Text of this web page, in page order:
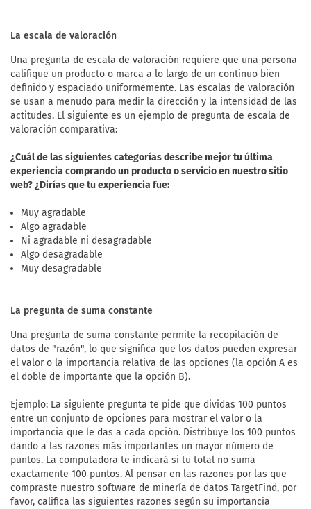
La escala de valoración
Una pregunta de escala de valoración requiere que una persona
califique un producto o marca a lo largo de un continuo bien
definido y espaciado uniformemente. Las escalas de valoración
se usan a menudo para medir la dirección y la intensidad de las
actitudes. El siguiente es un ejemplo de pregunta de escala de
valoración comparativa:
¿Cuál de las siguientes categorías describe mejor tu última
experiencia comprando un producto o servicio en nuestro sitio
web? ¿Dirías que tu experiencia fue:
Muy agradable
Algo agradable
Ni agradable ni desagradable
Algo desagradable
Muy desagradable
La pregunta de suma constante
Una pregunta de suma constante permite la recopilación de
datos de "razón", lo que significa que los datos pueden expresar
el valor o la importancia relativa de las opciones (la opción A es
el doble de importante que la opción B).
Ejemplo: La siguiente pregunta te pide que dividas 100 puntos
entre un conjunto de opciones para mostrar el valor o la
importancia que le das a cada opción. Distribuye los 100 puntos
dando a las razones más importantes un mayor número de
puntos. La computadora te indicará si tu total no suma
exactamente 100 puntos. Al pensar en las razones por las que
compraste nuestro software de minería de datos TargetFind, por
favor, califica las siguientes razones según su importancia